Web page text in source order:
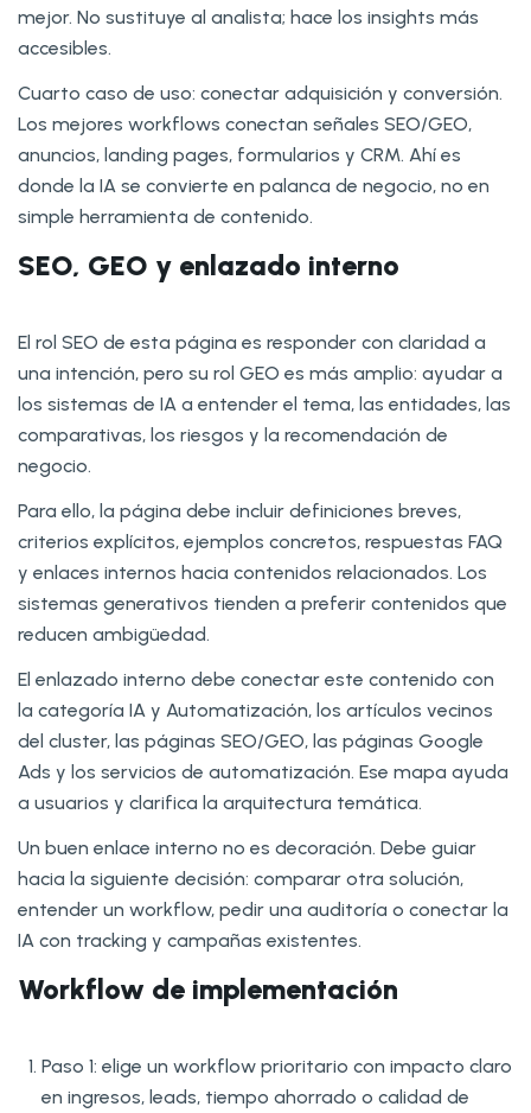
mejor. No sustituye al analista; hace los insights más
accesibles.
Cuarto caso de uso: conectar adquisición y conversión.
Los mejores workflows conectan señales SEO/GEO,
anuncios, landing pages, formularios y CRM. Ahí es
donde la IA se convierte en palanca de negocio, no en
simple herramienta de contenido.
SEO, GEO y enlazado interno
El rol SEO de esta página es responder con claridad a
una intención, pero su rol GEO es más amplio: ayudar a
los sistemas de IA a entender el tema, las entidades, las
comparativas, los riesgos y la recomendación de
negocio.
Para ello, la página debe incluir definiciones breves,
criterios explícitos, ejemplos concretos, respuestas FAQ
y enlaces internos hacia contenidos relacionados. Los
sistemas generativos tienden a preferir contenidos que
reducen ambigüedad.
El enlazado interno debe conectar este contenido con
la categoría IA y Automatización, los artículos vecinos
del cluster, las páginas SEO/GEO, las páginas Google
Ads y los servicios de automatización. Ese mapa ayuda
a usuarios y clarifica la arquitectura temática.
Un buen enlace interno no es decoración. Debe guiar
hacia la siguiente decisión: comparar otra solución,
entender un workflow, pedir una auditoría o conectar la
IA con tracking y campañas existentes.
Workflow de implementación
Paso 1: elige un workflow prioritario con impacto claro
en ingresos, leads, tiempo ahorrado o calidad de